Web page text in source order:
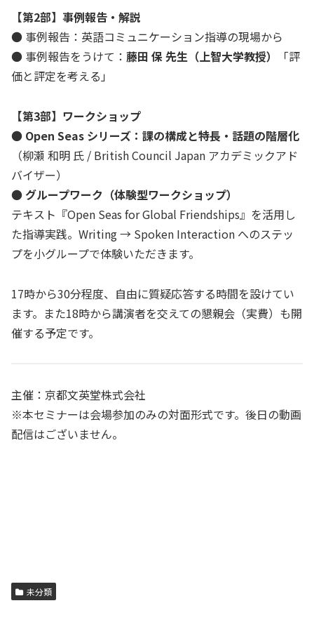
【第2部】事例報告・解説
● 事例報告：英語コミュニケーション指導の現場から
● 事例報告をうけて： 藤田 保 先生（上智大学教授）
「評
価と評定を考える」
【第3部】ワークショップ
● Open Seas シリーズ：課の構成と特長・話題の階層化
（柳瀬 和明 氏 / British Council Japan アカデミックアド
バイザー）
● グループワーク（体験型ワークショップ）
テキスト『Open Seas for Global Friendships』を活用し
た指導実践。Writing → Spoken Interaction へのステッ
プを小グループで体験いただきます。
17時から30分程度、自由に質疑応答する時間を設けてい
ます。また18時から講演者を交えての懇親会（実費）も開
催する予定です。
主催：京都文英堂株式会社
※本セミナーは会場参加のみの対面形式です。後日の動画
配信はございません。
未分類